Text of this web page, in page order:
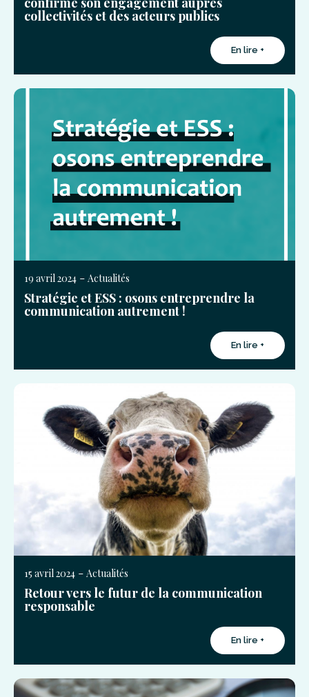
collectivités et des acteurs publics
En lire +
19 avril 2024 - Actualités
Stratégie et ESS : osons entreprendre la
communication autrement !
En lire +
15 avril 2024 - Actualités
Retour vers le futur de la communication
responsable
En lire +